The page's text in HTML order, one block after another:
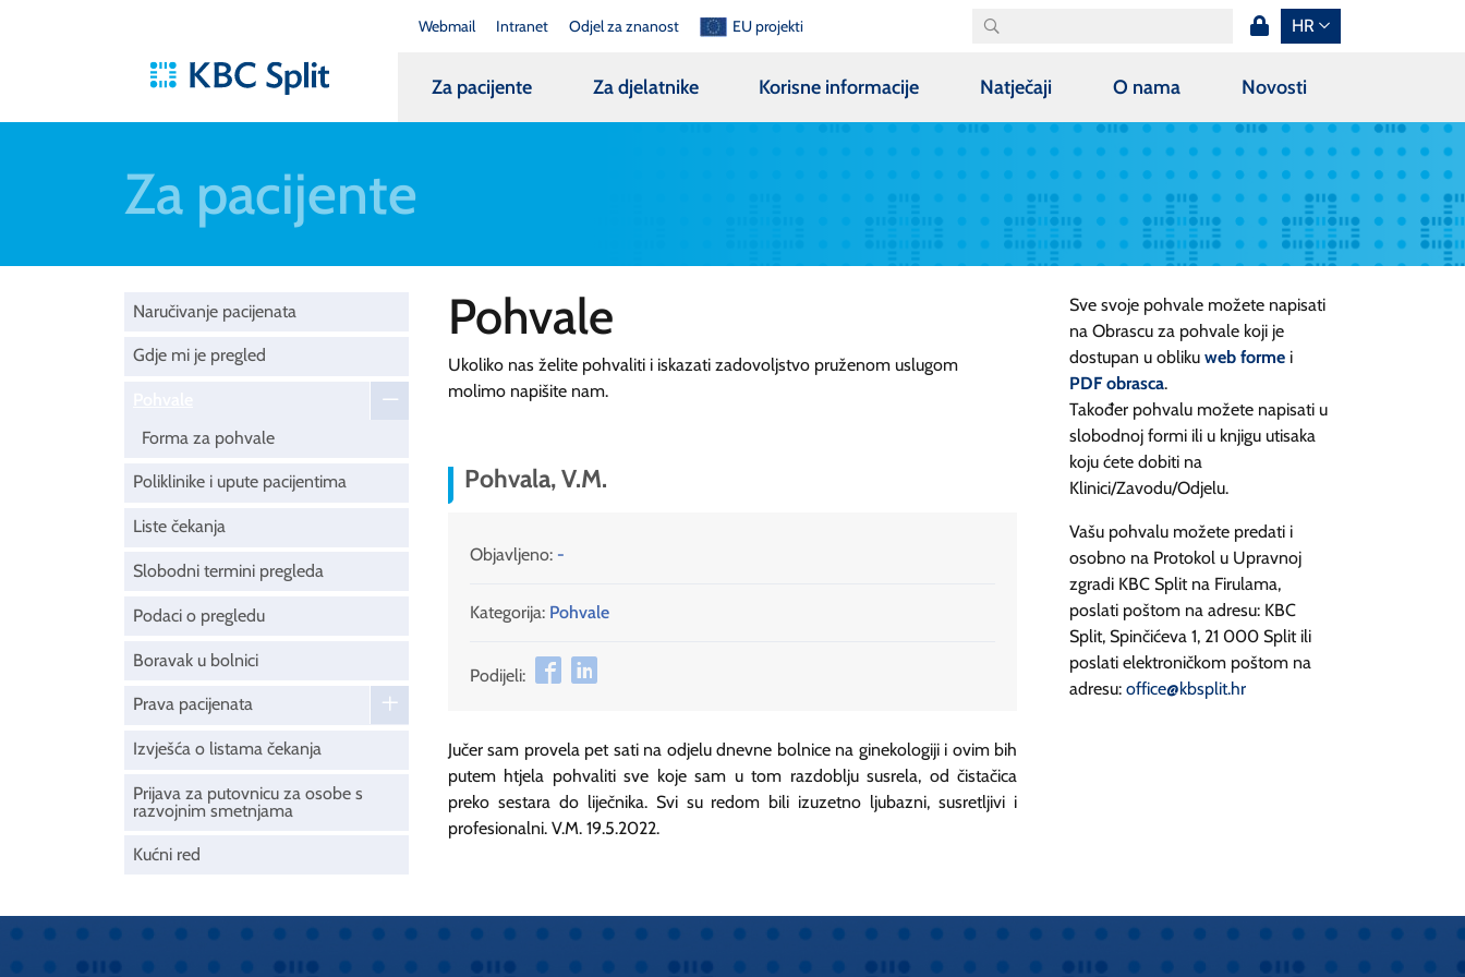
Webmail Intranet Odjel za znanost EU projekti HR
Za pacijente Za djelatnike Korisne informacije Natječaji O nama Novosti
Za pacijente
Naručivanje pacijenata
Gdje mi je pregled
Forma za pohvale
Poliklinike i upute pacijentima
Liste čekanja
Slobodni termini pregleda
Podaci o pregledu
Boravak u bolnici
Prava pacijenata
Izvješća o listama čekanja
Prijava za putovnicu za osobe s
razvojnim smetnjama
Kućni red
Pohvale
Ukoliko nas želite pohvaliti i iskazati zadovoljstvo pruženom uslugom
molimo napišite nam.
Pohvala, V.M.
Objavljeno: -
Kategorija: Pohvale
Podijeli:
Jučer sam provela pet sati na odjelu dnevne bolnice na ginekologiji i ovim bih
putem htjela pohvaliti sve koje sam u tom razdoblju susrela, od čistačica
preko sestara do liječnika. Svi su redom bili izuzetno ljubazni, susretljivi i
profesionalni. V.M. 19.5.2022.
Sve svoje pohvale možete napisati
na Obrascu za pohvale koji je
dostupan u obliku web forme i
PDF obrasca.
Također pohvalu možete napisati u
slobodnoj formi ili u knjigu utisaka
koju ćete dobiti na
Klinici/Zavodu/Odjelu.
Vašu pohvalu možete predati i
osobno na Protokol u Upravnoj
zgradi KBC Split na Firulama,
poslati poštom na adresu: KBC
Split, Spinčićeva 1, 21 000 Split ili
poslati elektroničkom poštom na
adresu: office@kbsplit.hr